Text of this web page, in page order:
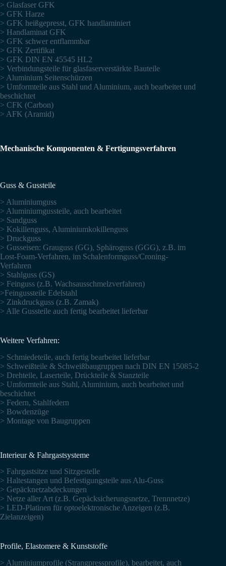
> Glasfaser GFK
> GFK Harze
> GFK heißgepresst, GFK handlaminiert
> Handlaminat GFK
> GFK schwer entflammbar
> GFK Zertifikat
> GFK DIN EN 45545 HL2
> Verbindungsteile für glasfaserverstärkte Bauteile
> Aluminium Seitenschürzen
> Umformteile aus Stahl und Aluminium, auch bearbeitet und
beschichtet
> CFK (Carbon)
> AFK (Aramid)
Mechanische Komponenten & Fertigungsverfahren
Guss & Gussteile
> Aluminiumguss
> Aluminiumgussteile, auch bearbeitet
> Sandguss
> Kokillenguss, Aluminiumkokillenguss
> Druckguss
> Gusseisen: Grauguss (GG), Sphäroguss (GGG), z.B. im
Lost-Foam-Verfahren, im Schalenformguss/Croning-
Verfahren
> Stahlguss (GS)
> Feinguss (z.B. Wachsausschmelzverfahren)
>Feingussteile Edelstahl
> Zinkdruckguss (z.B. Zamak)
> Alle Gussteile auch fertig bearbeitet lieferbar
Weitere Verfahren:
> Schmiedeteile, auch fertig bearbeitet lieferbar
> Schweißteile & Schweißbaugruppen nach DIN EN 15085-2
> Drehteile, Laserteile, Drückteile & Stanzteile
> Umformteile aus Stahl, Aluminium, auch bearbeitet und
beschichtet
> Federn, Stahlfedern
> Bowdenzüge
> Montage von Baugruppen
Interieur & Fahrgastsysteme
> Fahrgastsitze und Sitzgestelle
> Haltestangen und Befestigungsteile aus Alu-Guss
> Gepäcknetzabdeckungen
> Netze aller Art (z.B. Gepäcksicherungsnetze, Trennnetze)
> LED-Platinen für optoelektronische Anzeigen (z.B.
Zielanzeigen)
Profile, Elastomere & Kunststoffe
> Aluminiumprofile (Strangpressprofile), bearbeitet, auch